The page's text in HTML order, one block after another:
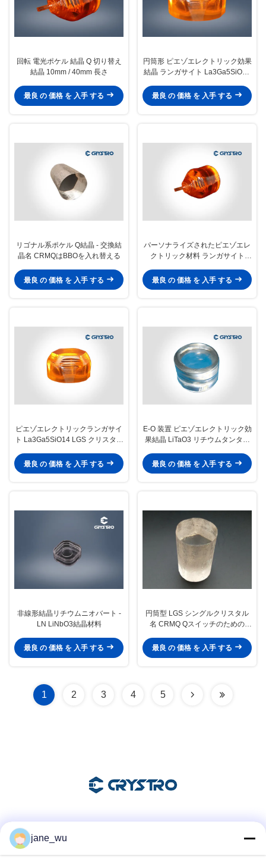
回転 電光ポケル 結晶 Q 切り替え
結晶 10mm / 40mm 長さ
最良 の 価格 を 入手 する
円筒形 ピエゾエレクトリック効果
結晶 ランガサイト La3Ga5SiO14
最良 の 価格 を 入手 する
リゴナル系ポケル Q結晶 - 交換結
晶名 CRMQはBBOを入れ替える
最良 の 価格 を 入手 する
パーソナライズされたピエゾエレ
クトリック材料 ランガサイト
最良 の 価格 を 入手 する
ピエゾエレクトリックランガサイ
ト La3Ga5SiO14 LGS クリスタル
料
最良 の 価格 を 入手 する
E-O 装置 ピエゾエレクトリック効
果結晶 LiTaO3 リチウムタンタラ
最良 の 価格 を 入手 する
非線形結晶リチウムニオバート -
LN LiNbO3結晶材料
最良 の 価格 を 入手 する
円筒型 LGS シングルクリスタル
名 CRMQ Qスイッチのための
最良 の 価格 を 入手 する
1 2 3 4 5
jane_wu